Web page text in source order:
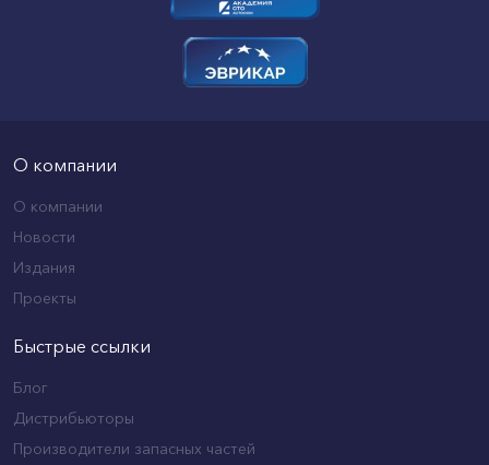
О компании
О компании
Новости
Издания
Проекты
Быстрые ссылки
Блог
Дистрибьюторы
Производители запасных частей